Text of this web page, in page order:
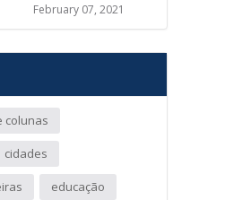
February 07, 2021
colunas
cidades
educação